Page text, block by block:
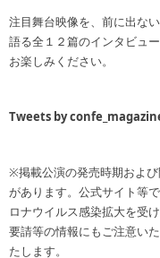
注目舞台映像を、前に出な
語る全１２篇のインタビュ
お楽しみください。
Tweets by
※掲載公演の発売時期およ
があります。公式サイト等
ロナウイルス感染拡大を受
要請等の情報にもご注意い
たします。